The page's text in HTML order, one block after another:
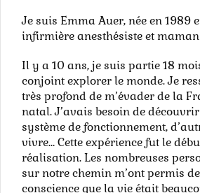
Je suis Emma Auer, née en 1989
infirmière anesthésiste et
Il y a 10 ans, je suis partie 18
conjoint explorer le monde. Je
très profond de m’évader de la
natal. J’avais besoin de
système de fonctionnement,
vivre… Cette expérience fut le
réalisation. Les nombreuses
sur notre chemin m’ont permis
conscience que la vie était